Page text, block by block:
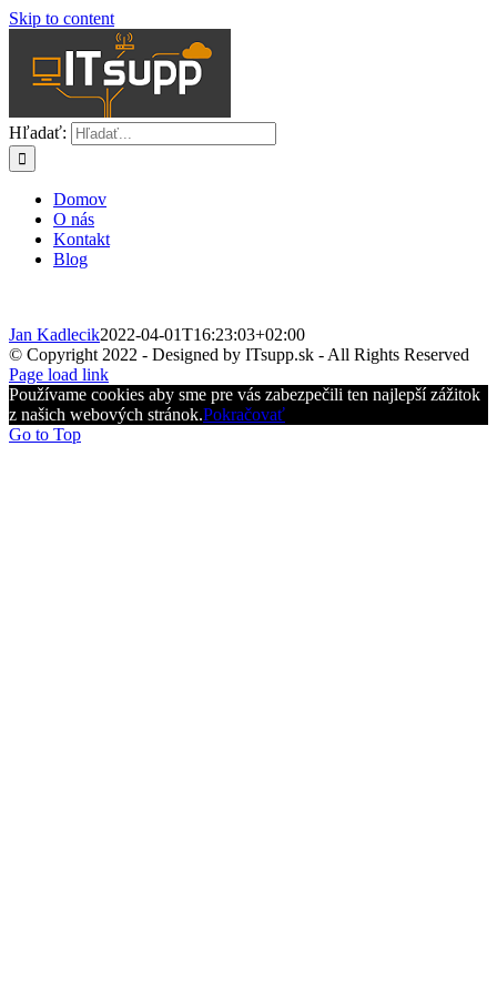
Skip to content
Hľadať:
Domov
O nás
Kontakt
Blog
Jan Kadlecik2022-04-01T16:23:03+02:00
© Copyright 2022 - Designed by ITsupp.sk - All Rights Reserved
Page load link
Používame cookies aby sme pre vás zabezpečili ten najlepší zážitok
z našich webových stránok.Pokračovať
Go to Top